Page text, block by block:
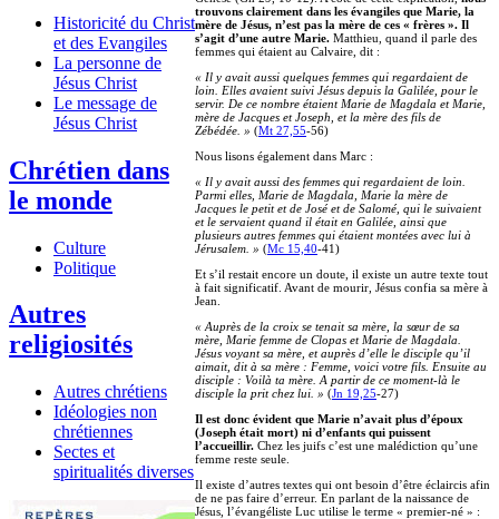
Historicité du Christ
et des Evangiles
La personne de
Jésus Christ
Le message de
Jésus Christ
Chrétien dans
le monde
Culture
Politique
Autres
religiosités
Autres chrétiens
Idéologies non
chrétiennes
Sectes et
spiritualités diverses
trouvons clairement dans les évangiles que Marie, la
mère de Jésus, n’est pas la mère de ces « frères ». Il
s’agit d’une autre Marie. Matthieu, quand il parle des
femmes qui étaient au Calvaire, dit :
« Il y avait aussi quelques femmes qui regardaient de
loin. Elles avaient suivi Jésus depuis la Galilée, pour le
servir. De ce nombre étaient Marie de Magdala et Marie,
mère de Jacques et Joseph, et la mère des fils de
Zébédée. » (Mt 27,55-56)
Nous lisons également dans Marc :
« Il y avait aussi des femmes qui regardaient de loin.
Parmi elles, Marie de Magdala, Marie la mère de
Jacques le petit et de José et de Salomé, qui le suivaient
et le servaient quand il était en Galilée, ainsi que
plusieurs autres femmes qui étaient montées avec lui à
Jérusalem. » (Mc 15,40-41)
Et s’il restait encore un doute, il existe un autre texte tout
à fait significatif. Avant de mourir, Jésus confia sa mère à
Jean.
« Auprès de la croix se tenait sa mère, la sœur de sa
mère, Marie femme de Clopas et Marie de Magdala.
Jésus voyant sa mère, et auprès d’elle le disciple qu’il
aimait, dit à sa mère : Femme, voici votre fils. Ensuite au
disciple : Voilà ta mère. A partir de ce moment-là le
disciple la prit chez lui. » (Jn 19,25-27)
Il est donc évident que Marie n’avait plus d’époux
(Joseph était mort) ni d’enfants qui puissent
l’accueillir. Chez les juifs c’est une malédiction qu’une
femme reste seule.
Il existe d’autres textes qui ont besoin d’être éclaircis afin
de ne pas faire d’erreur. En parlant de la naissance de
Jésus, l’évangéliste Luc utilise le terme « premier-né » :